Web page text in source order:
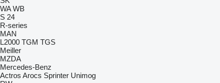
WA WB
S 24
R-series
MAN
L2000 TGM TGS
Meiller
MZDA
Mercedes-Benz
Actros Arocs Sprinter Unimog